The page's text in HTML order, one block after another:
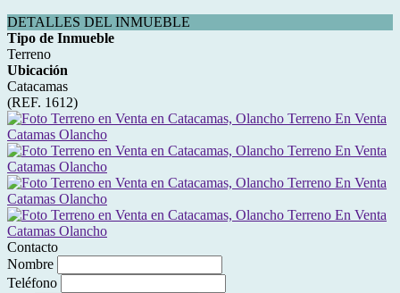
DETALLES DEL INMUEBLE
Tipo de Inmueble
Terreno
Ubicación
Catacamas
(REF. 1612)
Contacto
Nombre
Teléfono